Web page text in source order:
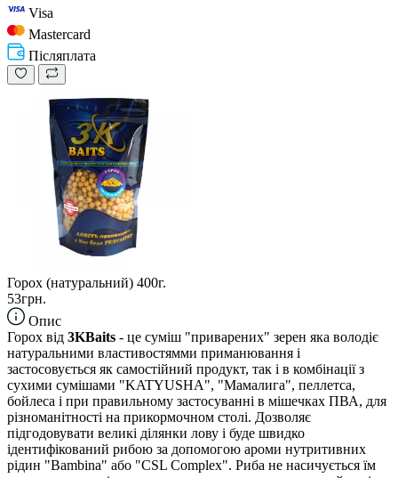
Visa
Mastercard
Післяплата
Горох (натуральний) 400г.
53грн.
Опис
Горох від 3KBaits - це суміш "приварених" зерен яка володіє
натуральними властивостямми приманювання і
застосовується як самостійний продукт, так і в комбінації з
сухими сумішами "KATYUSHA", "Мамалига", пеллетса,
бойлеса і при правильному застосуванні в мішечках ПВА, для
різноманітності на прикормочном столі. Дозволяє
підгодовувати великі ділянки лову і буде швидко
ідентифікований рибою за допомогою ароми нутритивних
рідин "Bambina" або "CSL Complex". Риба не насичується їм